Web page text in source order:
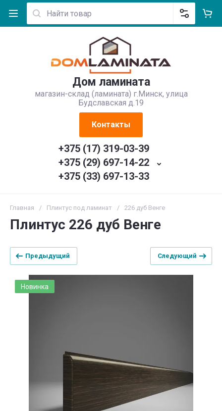
Дом ламината
магазин-склад (ламината) г.Минск, улица
Будславская д.19
Контакты
+375 (17) 319-03-39
+375 (29) 697-14-22
+375 (33) 697-13-33
Главная / Плинтус под ламинат / 226 дуб Венге
Плинтус 226 дуб Венге
Предыдущий Следующий
Новинка